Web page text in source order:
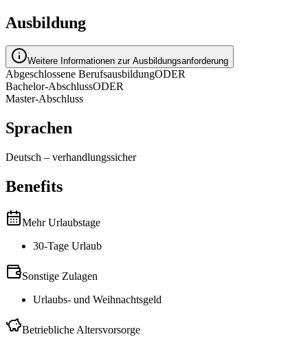
Ausbildung
Weitere Informationen zur Ausbildungsanforderung
Abgeschlossene BerufsausbildungODER
Bachelor-AbschlussODER
Master-Abschluss
Sprachen
Deutsch – verhandlungssicher
Benefits
Mehr Urlaubstage
30-Tage Urlaub
Sonstige Zulagen
Urlaubs- und Weihnachtsgeld
Betriebliche Altersvorsorge